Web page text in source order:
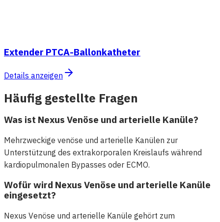
Extender PTCA-Ballonkatheter
Details anzeigen
Häufig gestellte Fragen
Was ist Nexus Venöse und arterielle Kanüle?
Mehrzweckige venöse und arterielle Kanülen zur
Unterstützung des extrakorporalen Kreislaufs während
kardiopulmonalen Bypasses oder ECMO.
Wofür wird Nexus Venöse und arterielle Kanüle
eingesetzt?
Nexus Venöse und arterielle Kanüle gehört zum